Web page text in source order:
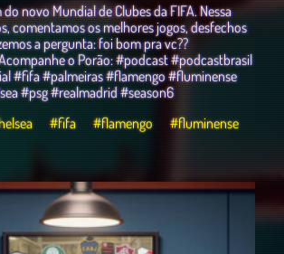
novo Mundial de Clubes da FIFA. Nessa
comentamos os melhores jogos, desfechos
a pergunta: foi bom pra vc??
o Porão: #podcast #podcastbrasil
#fifa #palmeiras #flamengo #fluminense
#psg #realmadrid #season6
#fifa #flamengo #fluminense